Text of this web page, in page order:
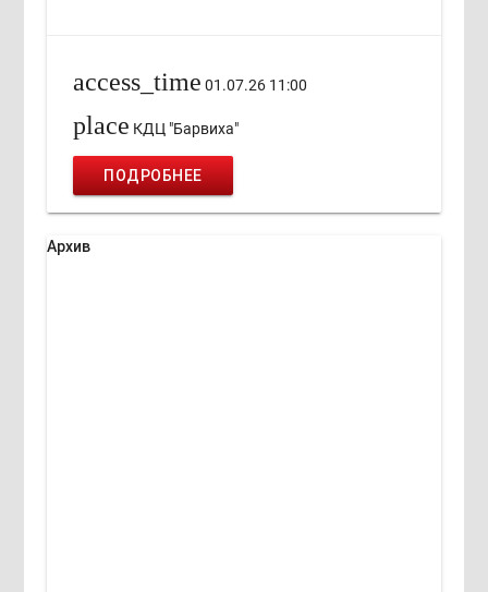
access_time 01.07.26 11:00
place КДЦ "Барвиха"
ПОДРОБНЕЕ
Архив